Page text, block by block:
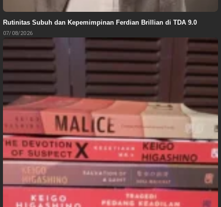
Rutinitas Subuh dan Kepemimpinan Ferdian Brillian di TDA 9.0
07/08/2026